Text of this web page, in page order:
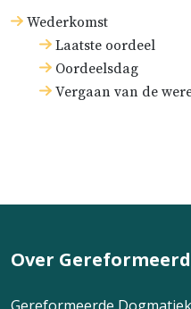
Wederkomst
Laatste oordeel
Oordeelsdag
Vergaan van de
Over
Gereformeerde